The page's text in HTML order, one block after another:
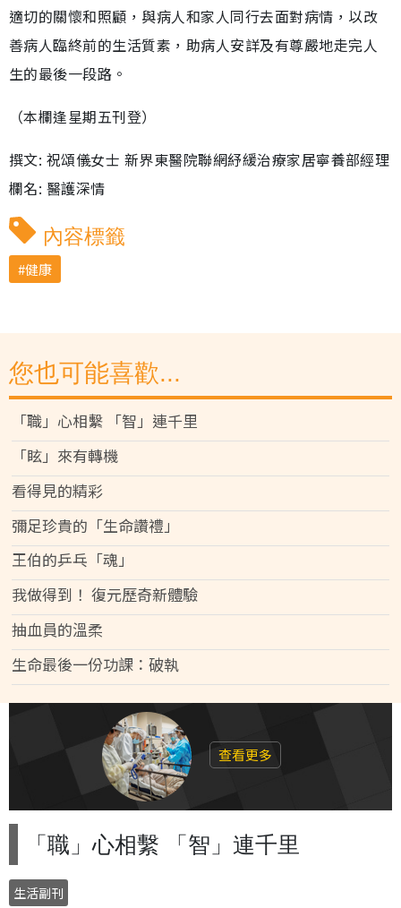
適切的關懷和照顧，與病人和家人同行去面對病情，以改
善病人臨終前的生活質素，助病人安詳及有尊嚴地走完人
生的最後一段路。
（本欄逢星期五刊登）
撰文: 祝頌儀女士 新界東醫院聯網紓緩治療家居寧養部經理
欄名: 醫護深情
內容標籤
健康
您也可能喜歡...
「職」心相繫 「智」連千里
「眩」來有轉機
看得見的精彩
彌足珍貴的「生命讚禮」
王伯的乒乓「魂」
我做得到！ 復元歷奇新體驗
抽血員的溫柔
生命最後一份功課：破執
查看更多
「職」心相繫 「智」連千里
生活副刊